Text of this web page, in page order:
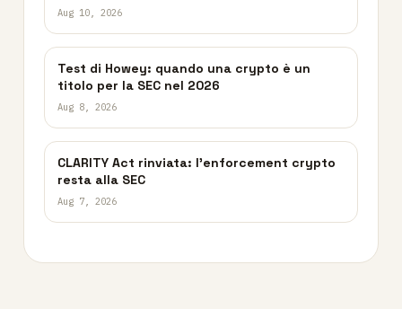
Aug 10, 2026
Test di Howey: quando una crypto è un
titolo per la SEC nel 2026
Aug 8, 2026
CLARITY Act rinviata: l’enforcement crypto
resta alla SEC
Aug 7, 2026